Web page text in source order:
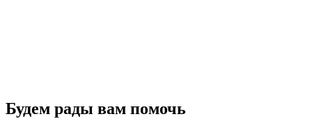
Будем рады вам помочь